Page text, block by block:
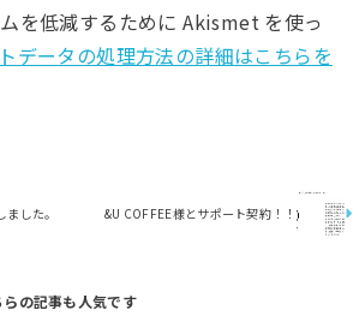
を低減するために Akismet を使っ
データの処理方法の詳細はこちらを
した。 &U COFFEE様とサポート契約！！